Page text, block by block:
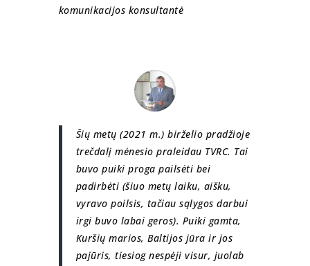
komunikacijos konsultantė
Šių metų (2021 m.) birželio pradžioje
trečdalį mėnesio praleidau TVRC. Tai
buvo puiki proga pailsėti bei
padirbėti (šiuo metų laiku, aišku,
vyravo poilsis, tačiau sąlygos darbui
irgi buvo labai geros). Puiki gamta,
Kuršių marios, Baltijos jūra ir jos
pajūris, tiesiog nespėji visur, juolab